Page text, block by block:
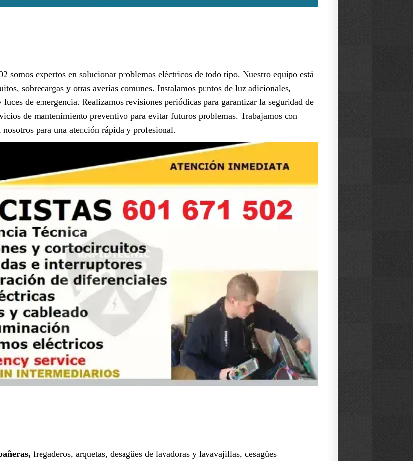
somos expertos en solucionar problemas eléctricos de todo tipo. Nuestro equipo está
sobrecargas y otras averías comunes. Instalamos puntos de luz adicionales,
de emergencia. Realizamos revisiones periódicas para garantizar la seguridad de
de mantenimiento preventivo para evitar futuros problemas. Trabajamos con
para una atención rápida y profesional.
fregaderos, arquetas, desagües de lavadoras y lavavajillas, desagües